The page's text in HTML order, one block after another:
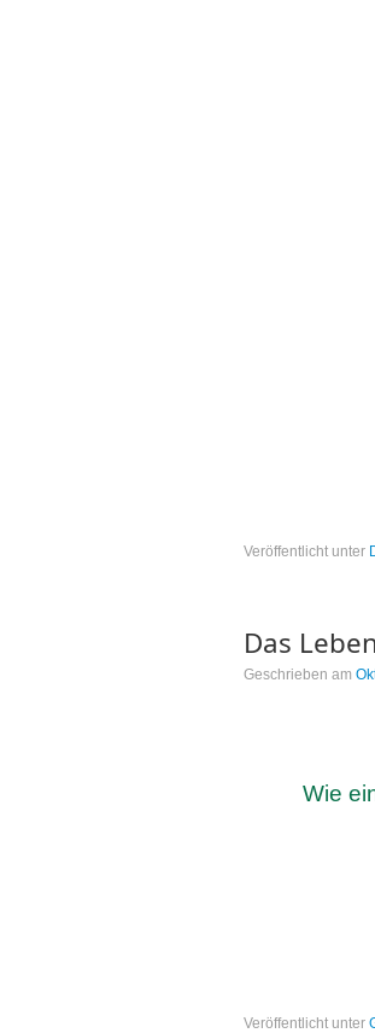
Veröffentlicht unter
Das
Geschrieben am
Wie
Veröffentlicht unter